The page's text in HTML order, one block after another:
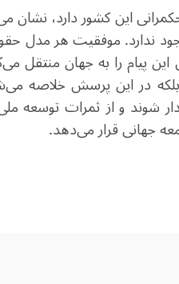
این کشور دارد، نشان
ندارد. موفقیت هر مدل
این پیام را به جهان منتقل
در این پرسش خلاصه
و از ثمرات توسعه ملی
جهانی قرار می‌دهد.